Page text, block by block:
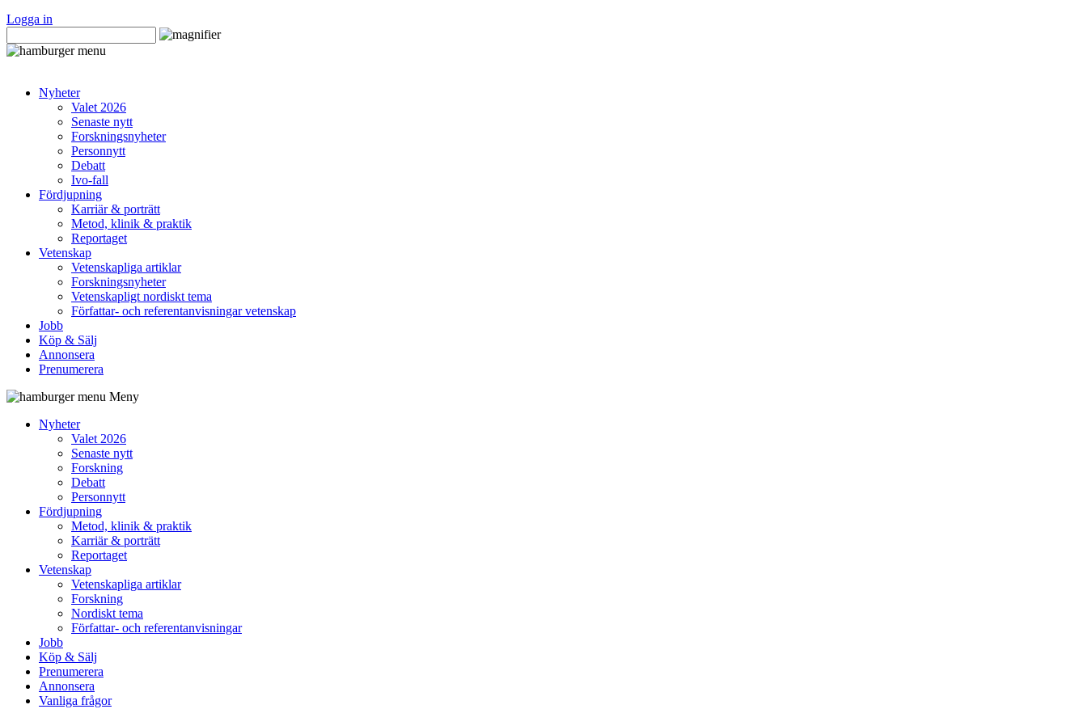
Logga in
Nyheter
Valet 2026
Senaste nytt
Forskningsnyheter
Personnytt
Debatt
Ivo-fall
Fördjupning
Karriär & porträtt
Metod, klinik & praktik
Reportaget
Vetenskap
Vetenskapliga artiklar
Forskningsnyheter
Vetenskapligt nordiskt tema
Författar- och referentanvisningar vetenskap
Jobb
Köp & Sälj
Annonsera
Prenumerera
Meny
Nyheter
Valet 2026
Senaste nytt
Forskning
Debatt
Personnytt
Fördjupning
Metod, klinik & praktik
Karriär & porträtt
Reportaget
Vetenskap
Vetenskapliga artiklar
Forskning
Nordiskt tema
Författar- och referentanvisningar
Jobb
Köp & Sälj
Prenumerera
Annonsera
Vanliga frågor